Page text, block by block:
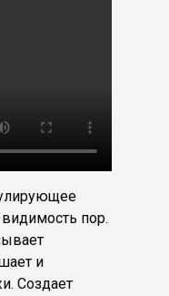
пор.
и
Создает